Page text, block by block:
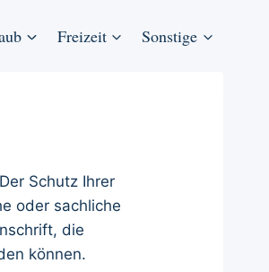
Freizeit Sonstige
Schutz Ihrer
oder sachliche
die
können.